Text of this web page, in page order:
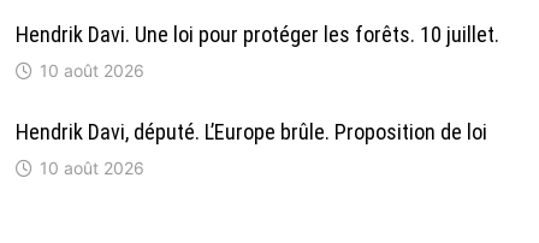
Hendrik Davi. Une loi pour protéger les forêts. 10 juillet.
10 août 2026
Hendrik Davi, député. L’Europe brûle. Proposition de loi
10 août 2026